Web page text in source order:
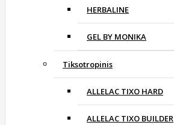
HERBALINE
GEL BY MONIKA
Tiksotropinis
ALLELAC TIXO HARD
ALLELAC TIXO BUILDER